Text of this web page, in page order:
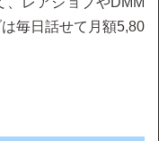
毎日話せて月額5,80